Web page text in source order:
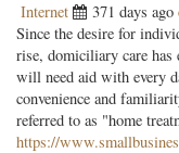
Internet 371 days ago
Since the desire for
rise, domiciliary care
will need aid with every
convenience and
referred to as "home
https://